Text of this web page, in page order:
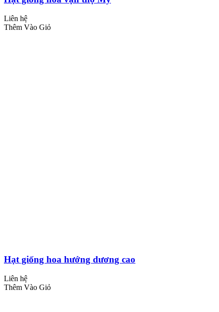
Liên hệ
Thêm Vào Giỏ
Hạt giống hoa hướng dương cao
Liên hệ
Thêm Vào Giỏ